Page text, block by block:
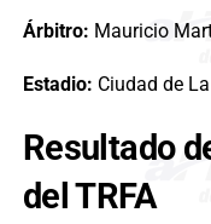
Árbitro: Mauricio
Estadio: Ciudad de
Resultado
del TRFA